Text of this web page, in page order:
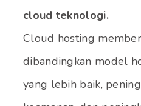
cloud teknologi.
Cloud hosting
dibandingkan model
yang lebih baik,